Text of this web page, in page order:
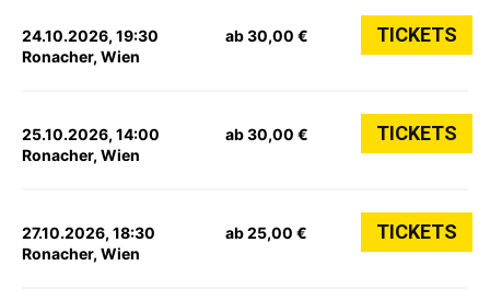
24.10.2026, 19:30
Ronacher, Wien
ab 30,00 € TICKETS
25.10.2026, 14:00
Ronacher, Wien
ab 30,00 € TICKETS
27.10.2026, 18:30
Ronacher, Wien
ab 25,00 € TICKETS